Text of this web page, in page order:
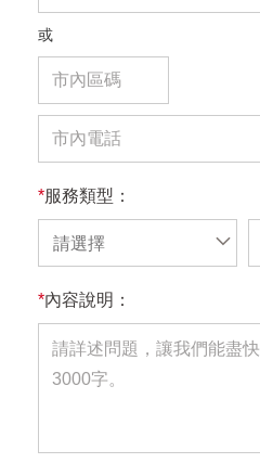
或
*服務類型：
請選擇
*內容說明：